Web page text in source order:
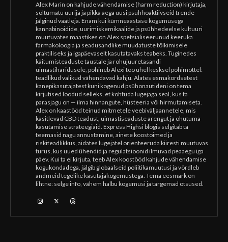
Alex Marin on kahjude vähendamise (harm reduction) kirjutaja,
sõltumatu uurija ja pikka aega uusi psühhoaktiivseid trende
jälginud vaatleja. Enam kui kümneaastase kogemusega
kannabinoidide, uurimiskemikaalide ja psühhedeelse kultuuri
muutuvates maastikes on Alex spetsialiseerunud keeruka
farmakoloogia ja seadusandlike muudatuste tõlkimisele
praktiliseks ja igapäevaselt kasutatavaks teabeks. Tuginedes
käitumisteaduste taustale ja rohujuuretasandi
uimastiharidusele, põhineb Alexi töö ühel kesksel põhimõttel:
teadlikud valikud vähendavad kahju. Alates esmakordsetest
kanepikasutajatest kuni kogenud psühonautideni on tema
kirjutised loodud selleks, et kohtuda lugejaga seal, kus ta
parasjagu on — ilma hinnangute, hüsteeria või hirmutamiseta.
Alex on kaastööd teinud mitmetele veebiväljaannetele, mis
käsitlevad CBD teadust, uimastiseaduste arengut ja ohutuma
kasutamise strateegiaid. Express Highsi blogis selgitab ta
teemasid nagu annustamine, ainete koostoimed ja
riskiteadlikkus, aidates lugejatel orienteeruda kiiresti muutuvas
turus, kus uued ühendid ja regulatsioonid ilmuvad peaaegu iga
päev. Kui ta ei kirjuta, teeb Alex koostööd kahjude vähendamise
kogukondadega, jälgib globaalseid poliitikamuutusi ja võrdleb
andmeid tegelike kasutajakogemustega. Tema eesmärk on
lihtne: selge info, vähem halbu kogemusi ja targemad otsused.